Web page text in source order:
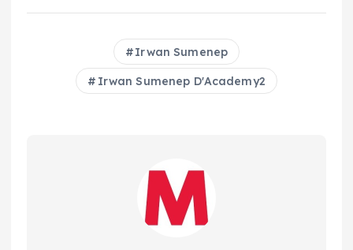
Irwan Sumenep
Irwan Sumenep D'Academy2